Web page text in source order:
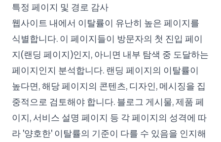
특정 페이지 및 경로 감사
웹사이트 내에서 이탈률이 유난히 높은 페이지를
식별합니다. 이 페이지들이 방문자의 첫 진입 페이
지(랜딩 페이지)인지, 아니면 내부 탐색 중 도달하는
페이지인지 분석합니다. 랜딩 페이지의 이탈률이
높다면, 해당 페이지의 콘텐츠, 디자인, 메시징을 집
중적으로 검토해야 합니다. 블로그 게시물, 제품 페
이지, 서비스 설명 페이지 등 각 페이지의 성격에 따
라 '양호한' 이탈률의 기준이 다를 수 있음을 인지해